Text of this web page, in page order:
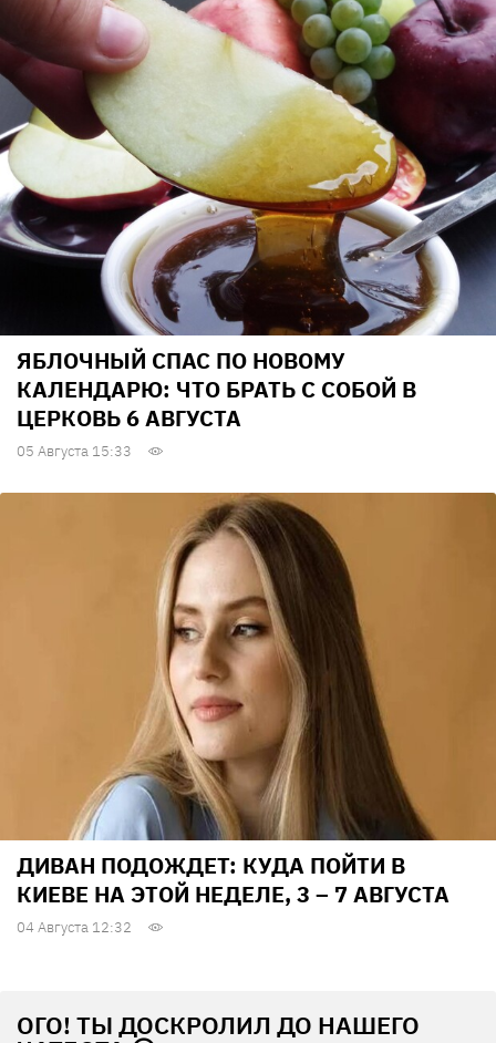
ЯБЛОЧНЫЙ СПАС ПО НОВОМУ
КАЛЕНДАРЮ: ЧТО БРАТЬ С СОБОЙ В
ЦЕРКОВЬ 6 АВГУСТА
05 Августа 15:33
ДИВАН ПОДОЖДЕТ: КУДА ПОЙТИ В
КИЕВЕ НА ЭТОЙ НЕДЕЛЕ, 3 – 7 АВГУСТА
04 Августа 12:32
ОГО! ТЫ ДОСКРОЛИЛ ДО НАШЕГО